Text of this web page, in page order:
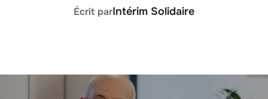
AUTEUR DE LA PUBLICATION
Écrit parIntérim Solidaire
Navigation